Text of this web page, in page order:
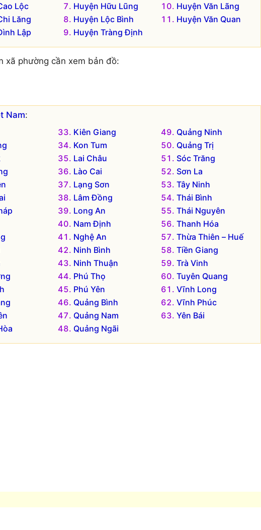
Lộc
Lăng
Lập
Huyện Hữu Lũng
Huyện Lộc Bình
Huyện Tràng Định
Huyện Văn Lãng
Huyện Văn Quan
xã phường cần xem bản đồ:
Nam:
Kiên Giang
Kon Tum
Lai Châu
Lào Cai
Lạng Sơn
Lâm Đồng
Long An
Nam Định
Nghệ An
Ninh Bình
Ninh Thuận
Phú Thọ
Phú Yên
Quảng Bình
Quảng Nam
Quảng Ngãi
Quảng Ninh
Quảng Trị
Sóc Trăng
Sơn La
Tây Ninh
Thái Bình
Thái Nguyên
Thanh Hóa
Thừa Thiên – Huế
Tiền Giang
Trà Vinh
Tuyên Quang
Vĩnh Long
Vĩnh Phúc
Yên Bái